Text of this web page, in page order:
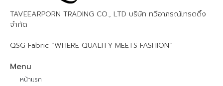
TAVEEARPORN TRADING CO., LTD บริษัท ทวีอาภรณ์เทรดดิ้ง
จำกัด
QSG Fabric “WHERE QUALITY MEETS FASHION”
Menu
หน้าแรก